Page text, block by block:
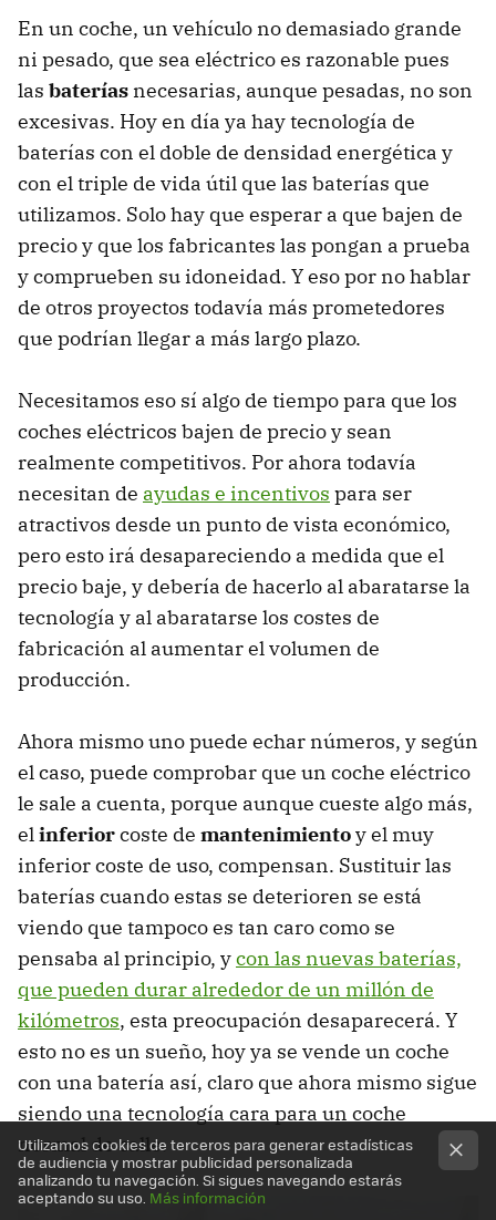
En un coche, un vehículo no demasiado grande
ni pesado, que sea eléctrico es razonable pues
las baterías necesarias, aunque pesadas, no son
excesivas. Hoy en día ya hay tecnología de
baterías con el doble de densidad energética y
con el triple de vida útil que las baterías que
utilizamos. Solo hay que esperar a que bajen de
precio y que los fabricantes las pongan a prueba
y comprueben su idoneidad. Y eso por no hablar
de otros proyectos todavía más prometedores
que podrían llegar a más largo plazo.
Necesitamos eso sí algo de tiempo para que los
coches eléctricos bajen de precio y sean
realmente competitivos. Por ahora todavía
necesitan de ayudas e incentivos para ser
atractivos desde un punto de vista económico,
pero esto irá desapareciendo a medida que el
precio baje, y debería de hacerlo al abaratarse la
tecnología y al abaratarse los costes de
fabricación al aumentar el volumen de
producción.
Ahora mismo uno puede echar números, y según
el caso, puede comprobar que un coche eléctrico
le sale a cuenta, porque aunque cueste algo más,
elinferiorcoste de mantenimientoy el muy
inferior coste de uso, compensan. Sustituir las
baterías cuando estas se deterioren se está
viendo que tampoco es tan caro como se
pensaba al principio, ycon las nuevas baterías,
que pueden durar alrededor de un millón de
kilómetros, esta preocupación desaparecerá. Y
esto no es un sueño, hoy ya se vende un coche
con una batería así, claro que ahora mismo sigue
siendo una tecnología cara para un coche
normal de calle.
Utilizamos cookies de terceros para generar estadísticas
de audiencia y mostrar publicidad personalizada
analizando tu navegación. Si sigues navegando estarás
aceptando su uso. Más información